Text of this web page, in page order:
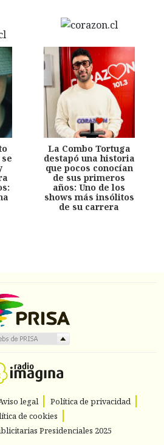
La Combo Tortuga
destapó una historia
que pocos conocían
de sus primeros
años: Uno de los
shows más insólitos
de su carrera
legal
Política de privacidad
de cookies
Presidenciales 2025